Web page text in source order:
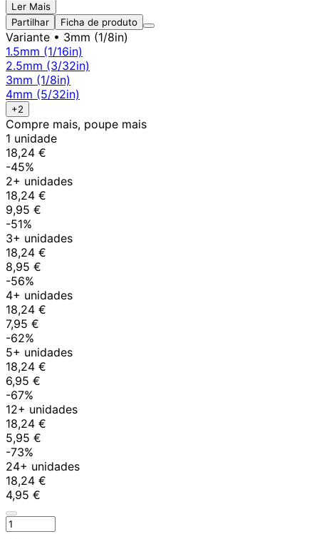
Ler Mais
Partilhar
Ficha de produto
Variante • 3mm (1/8in)
1.5mm (1/16in)
2.5mm (3/32in)
3mm (1/8in)
4mm (5/32in)
+2
Compre mais, poupe mais
1 unidade
18,24 €
-45%
2+ unidades
18,24 €
9,95 €
-51%
3+ unidades
18,24 €
8,95 €
-56%
4+ unidades
18,24 €
7,95 €
-62%
5+ unidades
18,24 €
6,95 €
-67%
12+ unidades
18,24 €
5,95 €
-73%
24+ unidades
18,24 €
4,95 €